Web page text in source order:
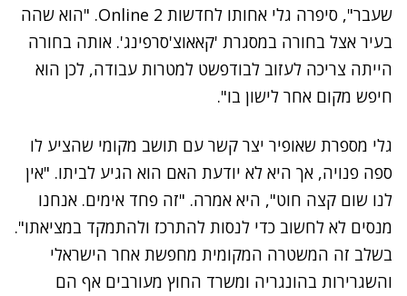
שעבר", סיפרה גלי אחותו לחדשות 2 Online. "הוא שהה
בעיר אצל בחורה במסגרת 'קאאוצ'סרפינג'. אותה בחורה
הייתה צריכה לעזוב לבודפשט למטרות עבודה, לכן הוא
חיפש מקום אחר לישון בו".
גלי מספרת שאופיר יצר קשר עם תושב מקומי שהציע לו
ספה פנויה, אך היא לא יודעת האם הוא הגיע לביתו. "אין
לנו שום קצה חוט", היא אמרה. "זה פחד אימים. אנחנו
מנסים לא לחשוב כדי לנסות להתרכז ולהתמקד במציאתו".
בשלב זה המשטרה המקומית מחפשת אחר הישראלי
והשגרירות בהונגריה ומשרד החוץ מעורבים אף הם